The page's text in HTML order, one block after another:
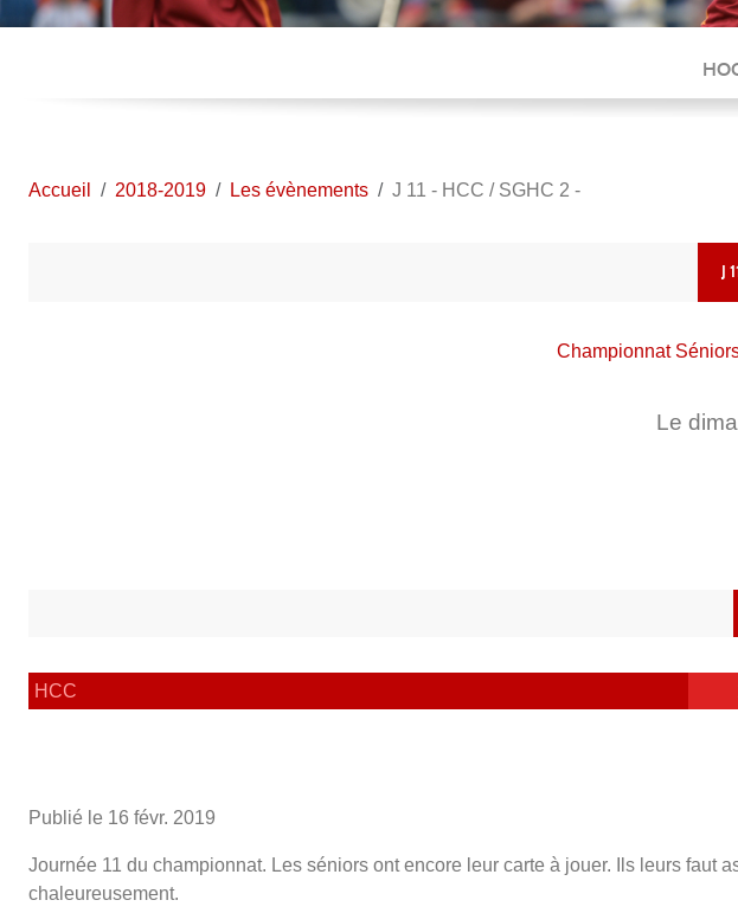
Accueil 2018-2019 Les évènements J 11 - HCC / SGHC 2 -
J
Championnat
Le
HCC
Publié le 16 févr. 2019
Journée 11 du championnat. Les séniors ont encore leur carte à jouer. Ils leurs
chaleureusement.